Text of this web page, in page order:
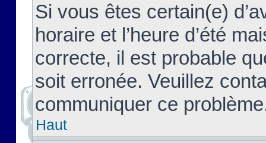
Si vous êtes certain(e)
horaire et l’heure d’été
correcte, il est probable
soit erronée. Veuillez
communiquer ce
Haut